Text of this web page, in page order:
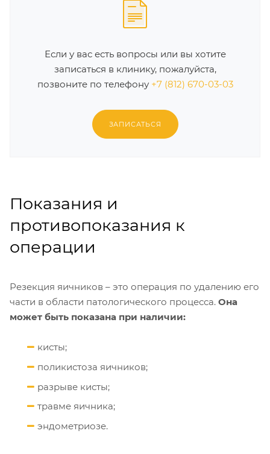
Если у вас есть вопросы или вы хотите
записаться в клинику, пожалуйста,
позвоните по телефону +7 (812) 670-03-03
ЗАПИСАТЬСЯ
Показания и
противопоказания к
операции
Резекция яичников – это операция по удалению его
части в области патологического процесса. Она
может быть показана при наличии:
кисты;
поликистоза яичников;
разрыве кисты;
травме яичника;
эндометриозе.